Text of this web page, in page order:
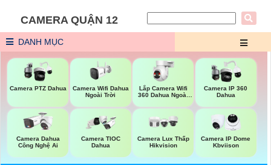
CAMERA QUẬN 12
DANH MỤC
Camera PTZ Dahua
Camera Wifi Dahua
Ngoài Trời
Lắp Camera Wifi
360 Dahua Ngoài
Camera IP 360
Dahua
Camera Dahua
Công Nghệ Ai
Camera TIOC
Dahua
Camera Lux Thấp
Hikvision
Camera IP Dome
Kbviison